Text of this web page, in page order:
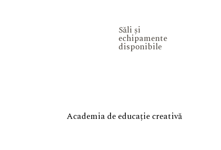
Săli și
echipamente
disponibile
Academia de educație creativă